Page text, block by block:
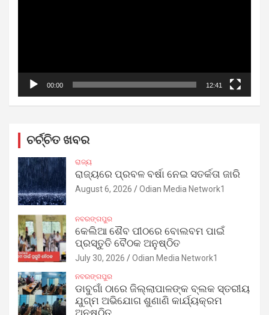
00:00 12:41
ଚର୍ଚ୍ଚିତ ଖବର
ରାଜ୍ୟ
ରାଜ୍ୟରେ ପ୍ରବଳ ବର୍ଷା ନେଇ ସତର୍କତା ଜାରି
August 6, 2026 Odian Media Network1
ନବରଙ୍ଗପୁର
କେଲିଆ ଶୈବ ପୀଠରେ ବୋଲବମ ପାଇଁ
ପ୍ରସ୍ତୁତି ବୈଠକ ଅନୁଷ୍ଠିତ
July 30, 2026 Odian Media Network1
ନବରଙ୍ଗପୁର
ଡାବୁଗାଁ ଠାରେ ଜିଲ୍ଲାପାଳଙ୍କ ବ୍ଲକ ସ୍ତରୀୟ
ଯୁଗ୍ମ ଅଭିଯୋଗ ଶୁଣାଣି କାର୍ଯ୍ୟକ୍ରମ
ଅନୁଷ୍ଠିତ